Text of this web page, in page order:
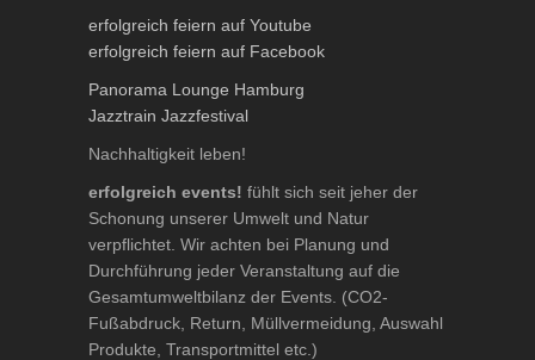
erfolgreich feiern auf Youtube
erfolgreich feiern auf Facebook
Panorama Lounge Hamburg
Jazztrain Jazzfestival
Nachhaltigkeit leben!
erfolgreich events! fühlt sich seit jeher der
Schonung unserer Umwelt und Natur
verpflichtet. Wir achten bei Planung und
Durchführung jeder Veranstaltung auf die
Gesamtumweltbilanz der Events. (CO2-
Fußabdruck, Return, Müllvermeidung, Auswahl
Produkte, Transportmittel etc.)